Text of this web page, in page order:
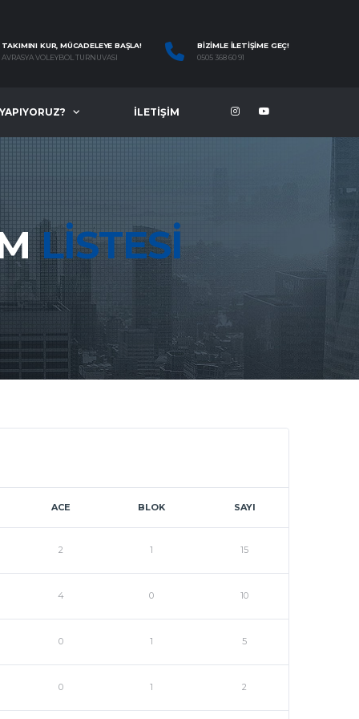
TAKIMINI KUR, MÜCADELEYE BAŞLA!
AVRASYA VOLEYBOL TURNUVASI
BIZIMLE İLETIŞIME GEÇ!
0505 368 60 91
İLETIŞIM
LISTESI
ACE BLOK SAYI
2 1 15
4 0 10
0 1 5
0 1 2